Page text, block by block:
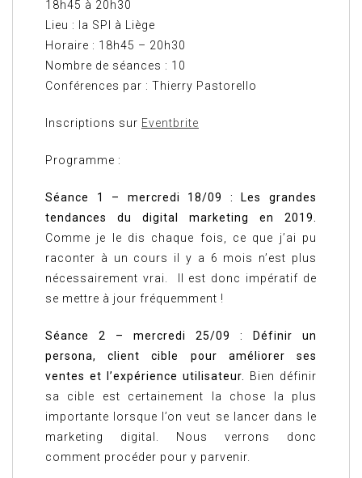
18h45 à 20h30
Lieu : la SPI à Liège
Horaire : 18h45 – 20h30
Nombre de séances : 10
Conférences par : Thierry Pastorello
Inscriptions sur Eventbrite
Programme :
Séance 1 – mercredi 18/09 : Les grandes
tendances du digital marketing en 2019.
Comme je le dis chaque fois, ce que j’ai pu
raconter à un cours il y a 6 mois n’est plus
nécessairement vrai. Il est donc impératif de
se mettre à jour fréquemment !
Séance 2 – mercredi 25/09 : Définir un
persona, client cible pour améliorer ses
ventes et l’expérience utilisateur.
Bien définir
sa cible est certainement la chose la plus
importante lorsque l’on veut se lancer dans le
marketing digital. Nous verrons donc
comment procéder pour y parvenir.